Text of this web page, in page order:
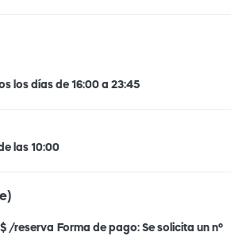
los días de 16:00 a 23:45
las 10:00
/reserva Forma de pago: Se solicita un nº